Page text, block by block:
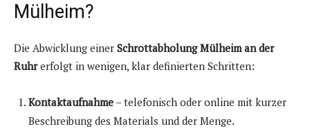
Mülheim?
Die Abwicklung einer Schrottabholung Mülheim an der
Ruhrerfolgt in wenigen, klar definierten Schritten:
Kontaktaufnahme – telefonisch oder online mit kurzer
Beschreibung des Materials und der Menge.